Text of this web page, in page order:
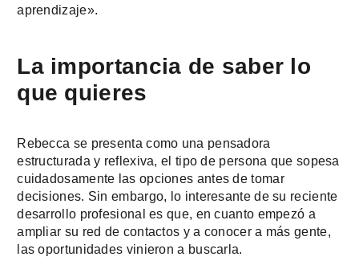
aprendizaje».
La importancia de saber lo
que quieres
Rebecca se presenta como una pensadora
estructurada y reflexiva, el tipo de persona que sopesa
cuidadosamente las opciones antes de tomar
decisiones. Sin embargo, lo interesante de su reciente
desarrollo profesional es que, en cuanto empezó a
ampliar su red de contactos y a conocer a más gente,
las oportunidades vinieron a buscarla.